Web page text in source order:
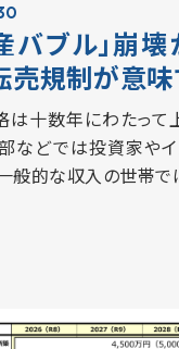
バブル」崩
売規制が意
は十数年にわたって
などでは投資家や
般的な収入の世帯